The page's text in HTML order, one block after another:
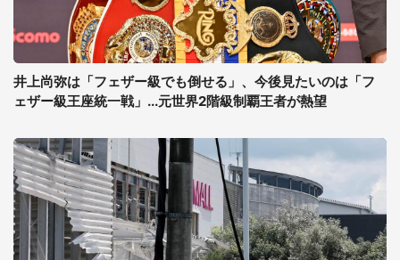
井上尚弥は「フェザー級でも倒せる」、今後見たいのは「フ
ェザー級王座統一戦」...元世界2階級制覇王者が熱望